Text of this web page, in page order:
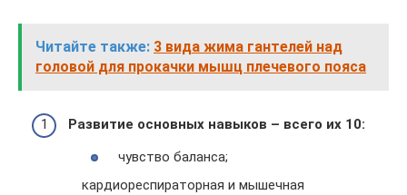
Читайте также: 3 вида жима гантелей над
головой для прокачки мышц плечевого пояса
Развитие основных навыков – всего их 10:
чувство баланса;
кардиореспираторная и мышечная